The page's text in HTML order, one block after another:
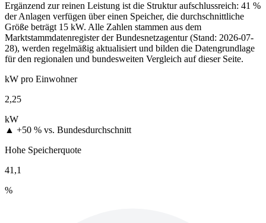
Ergänzend zur reinen Leistung ist die Struktur aufschlussreich: 41 %
der Anlagen verfügen über einen Speicher, die durchschnittliche
Größe beträgt 15 kW. Alle Zahlen stammen aus dem
Marktstammdatenregister der Bundesnetzagentur (Stand: 2026-07-
28), werden regelmäßig aktualisiert und bilden die Datengrundlage
für den regionalen und bundesweiten Vergleich auf dieser Seite.
kW pro Einwohner
2,25
kW
▲ +50 % vs. Bundesdurchschnitt
Hohe Speicherquote
41,1
%